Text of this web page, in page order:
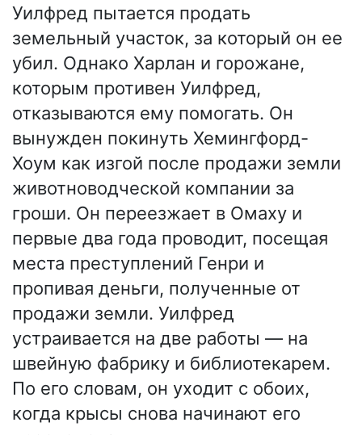
Уилфред пытается продать
земельный участок, за который он ее
убил. Однако Харлан и горожане,
которым противен Уилфред,
отказываются ему помогать. Он
вынужден покинуть Хемингфорд-
Хоум как изгой после продажи земли
животноводческой компании за
гроши. Он переезжает в Омаху и
первые два года проводит, посещая
места преступлений Генри и
пропивая деньги, полученные от
продажи земли. Уилфред
устраивается на две работы — на
швейную фабрику и библиотекарем.
По его словам, он уходит с обоих,
когда крысы снова начинают его